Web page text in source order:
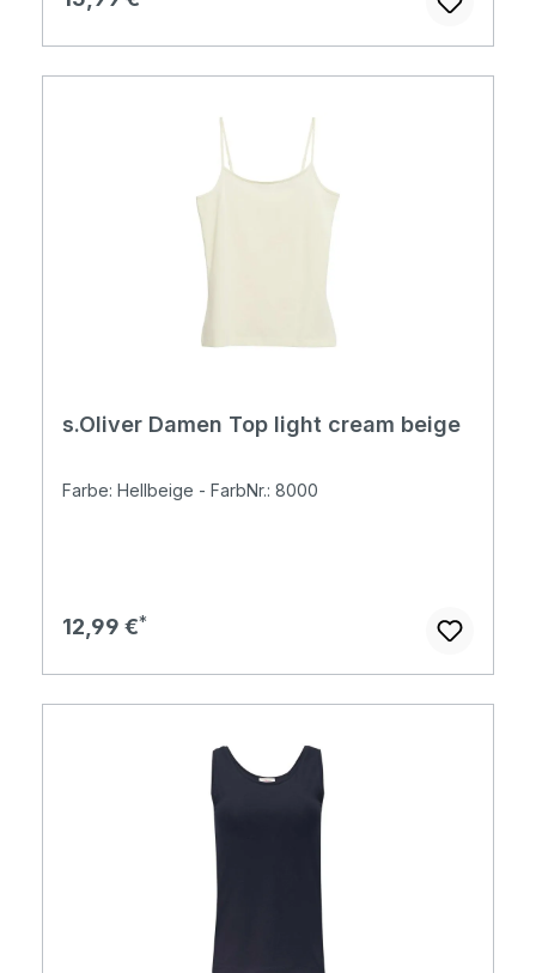
s.Oliver Damen Top light cream beige
Farbe: Hellbeige - FarbNr.: 8000
Regulärer Preis:
12,99 €